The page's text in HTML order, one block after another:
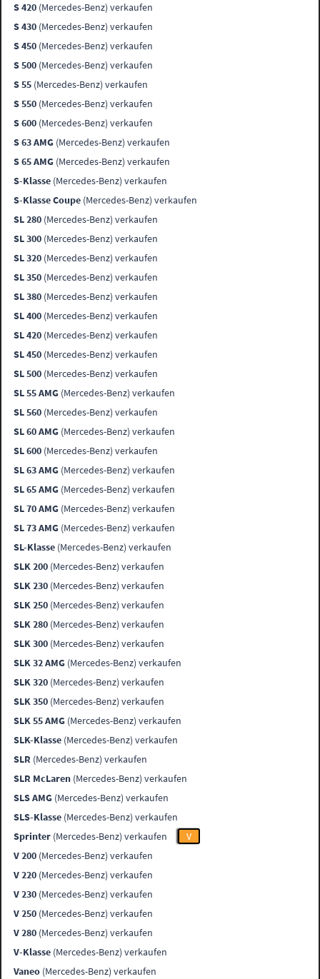
S 420 (Mercedes-Benz) verkaufen
S 430 (Mercedes-Benz) verkaufen
S 450 (Mercedes-Benz) verkaufen
S 500 (Mercedes-Benz) verkaufen
S 55 (Mercedes-Benz) verkaufen
S 550 (Mercedes-Benz) verkaufen
S 600 (Mercedes-Benz) verkaufen
S 63 AMG (Mercedes-Benz) verkaufen
S 65 AMG (Mercedes-Benz) verkaufen
S-Klasse (Mercedes-Benz) verkaufen
S-Klasse Coupe (Mercedes-Benz) verkaufen
SL 280 (Mercedes-Benz) verkaufen
SL 300 (Mercedes-Benz) verkaufen
SL 320 (Mercedes-Benz) verkaufen
SL 350 (Mercedes-Benz) verkaufen
SL 380 (Mercedes-Benz) verkaufen
SL 400 (Mercedes-Benz) verkaufen
SL 420 (Mercedes-Benz) verkaufen
SL 450 (Mercedes-Benz) verkaufen
SL 500 (Mercedes-Benz) verkaufen
SL 55 AMG (Mercedes-Benz) verkaufen
SL 560 (Mercedes-Benz) verkaufen
SL 60 AMG (Mercedes-Benz) verkaufen
SL 600 (Mercedes-Benz) verkaufen
SL 63 AMG (Mercedes-Benz) verkaufen
SL 65 AMG (Mercedes-Benz) verkaufen
SL 70 AMG (Mercedes-Benz) verkaufen
SL 73 AMG (Mercedes-Benz) verkaufen
SL-Klasse (Mercedes-Benz) verkaufen
SLK 200 (Mercedes-Benz) verkaufen
SLK 230 (Mercedes-Benz) verkaufen
SLK 250 (Mercedes-Benz) verkaufen
SLK 280 (Mercedes-Benz) verkaufen
SLK 300 (Mercedes-Benz) verkaufen
SLK 32 AMG (Mercedes-Benz) verkaufen
SLK 320 (Mercedes-Benz) verkaufen
SLK 350 (Mercedes-Benz) verkaufen
SLK 55 AMG (Mercedes-Benz) verkaufen
SLK-Klasse (Mercedes-Benz) verkaufen
SLR (Mercedes-Benz) verkaufen
SLR McLaren (Mercedes-Benz) verkaufen
SLS AMG (Mercedes-Benz) verkaufen
SLS-Klasse (Mercedes-Benz) verkaufen
Sprinter (Mercedes-Benz) verkaufen
V
V 200 (Mercedes-Benz) verkaufen
V 220 (Mercedes-Benz) verkaufen
V 230 (Mercedes-Benz) verkaufen
V 250 (Mercedes-Benz) verkaufen
V 280 (Mercedes-Benz) verkaufen
V-Klasse (Mercedes-Benz) verkaufen
Vaneo (Mercedes-Benz) verkaufen